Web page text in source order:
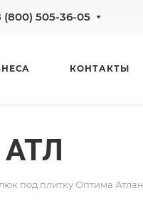
(800) 505-36-05
КОНТАКТЫ
АТЛ
под плитку Оптима